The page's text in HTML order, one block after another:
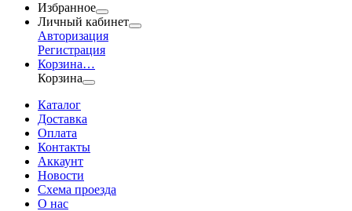
Избранное
Личный кабинет
Авторизация
Регистрация
Корзина…
Корзина
Каталог
Доставка
Оплата
Контакты
Аккаунт
Новости
Схема проезда
О нас